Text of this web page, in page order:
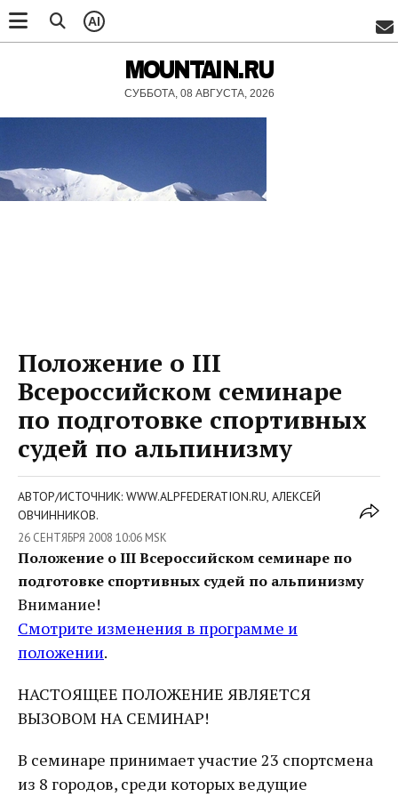
AI
MOUNTAIN.RU
СУББОТА, 08 АВГУСТА, 2026
Положение о III
Всероссийском семинаре
по подготовке спортивных
судей по альпинизму
АВТОР/ИСТОЧНИК: WWW.ALPFEDERATION.RU, АЛЕКСЕЙ
ОВЧИННИКОВ.
26 СЕНТЯБРЯ 2008 10:06 MSK
Положение о III Всероссийском семинаре по
подготовке спортивных судей по альпинизму
Внимание!
Смотрите изменения в программе и
положении.
НАСТОЯЩЕЕ ПОЛОЖЕНИЕ ЯВЛЯЕТСЯ
ВЫЗОВОМ НА СЕМИНАР!
В семинаре принимает участие 23 спортсмена
из 8 городов, среди которых ведущие